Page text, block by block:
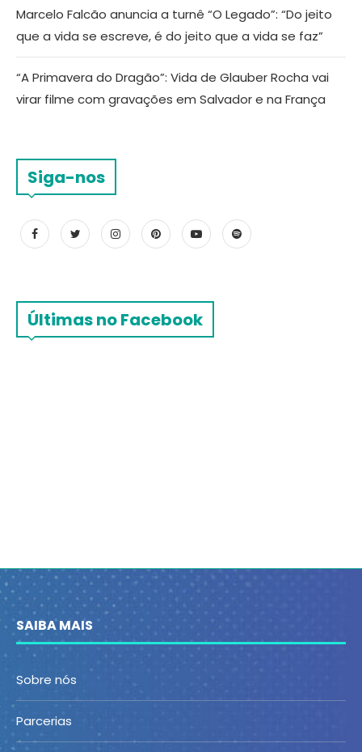
Marcelo Falcão anuncia a turnê “O Legado”: “Do jeito
que a vida se escreve, é do jeito que a vida se faz”
“A Primavera do Dragão”: Vida de Glauber Rocha vai
virar filme com gravações em Salvador e na França
Siga-nos
Últimas no Facebook
SAIBA MAIS
Sobre nós
Parcerias